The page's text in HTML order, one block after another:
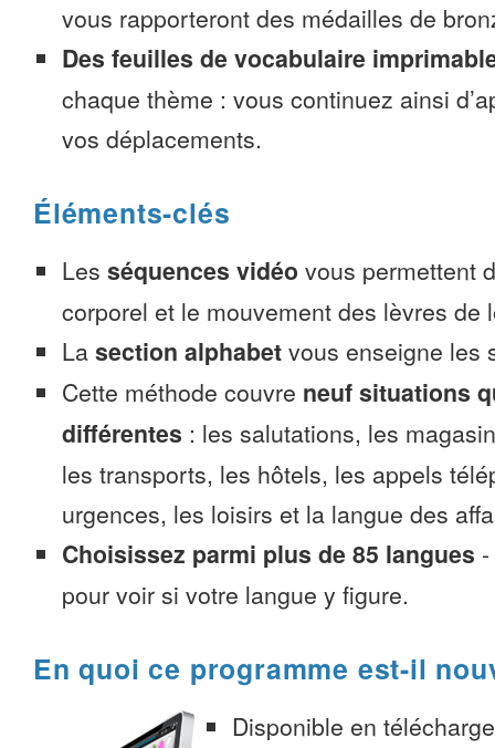
vous rapporteront des médailles de
Des feuilles de vocabulaire
chaque thème : vous continuez ainsi
vos déplacements.
Éléments-clés
Les séquences vidéo vous permettent
corporel et le mouvement des lèvres de
La section alphabet vous enseigne les
Cette méthode couvre neuf situations
différentes : les salutations, les
les transports, les hôtels, les appels
urgences, les loisirs et la langue des
Choisissez parmi plus de 85 langues -
pour voir si votre langue y figure.
En quoi ce programme est-il
Disponible en